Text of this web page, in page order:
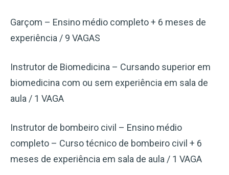
Garçom – Ensino médio completo + 6 meses de
experiência / 9 VAGAS
Instrutor de Biomedicina – Cursando superior em
biomedicina com ou sem experiência em sala de
aula / 1 VAGA
Instrutor de bombeiro civil – Ensino médio
completo – Curso técnico de bombeiro civil + 6
meses de experiência em sala de aula / 1 VAGA